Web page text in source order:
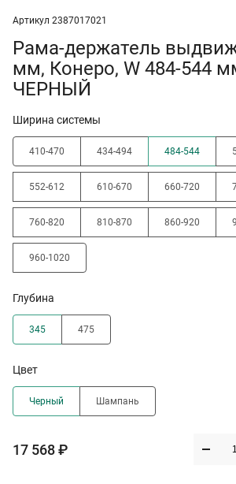
Артикул 2387017021
Рама-держатель
мм, Конеро, W 484-544
ЧЕРНЫЙ
Ширина системы
410-470 434-494 484-544
552-612 610-670 660-720
760-820 810-870 860-920
960-1020
Глубина
345 475
Цвет
Черный Шампань
17 568 ₽